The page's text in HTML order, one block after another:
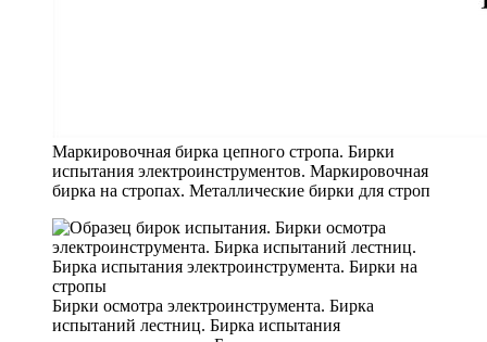
Маркировочная бирка цепного стропа. Бирки
испытания электроинструментов. Маркировочная
бирка на стропах. Металлические бирки для строп
Бирки осмотра электроинструмента. Бирка
испытаний лестниц. Бирка испытания